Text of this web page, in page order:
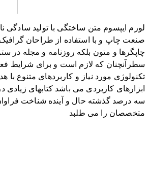
لورم ایپسوم متن ساختگی با تولید سادگی
صنعت چاپ و با استفاده از طراحان
چاپگرها و متون بلکه روزنامه و مجله در
سطرآنچنان که لازم است و برای شرایط
تکنولوژی مورد نیاز و کاربردهای متنوع با
ابزارهای کاربردی می باشد کتابهای
سه درصد گذشته حال و آینده شناخت
متخصصان را می طلبد